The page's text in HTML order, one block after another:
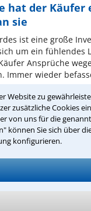
Website zu
zusätzliche Cookies
von uns für die
können Sie sich über
konfigurieren.
hat der Käufer
sie
ist eine große
um ein fühlendes
Ansprüche
Immer wieder